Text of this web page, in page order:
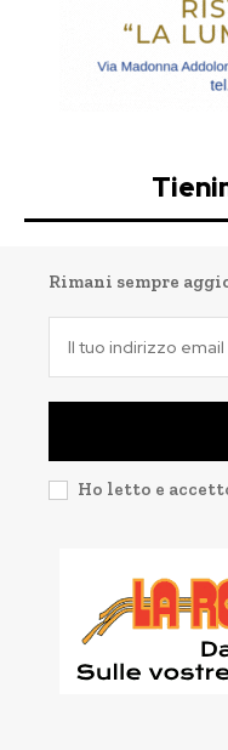
Rimani sempre
Ho letto e